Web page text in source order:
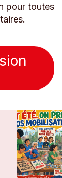
pour toutes